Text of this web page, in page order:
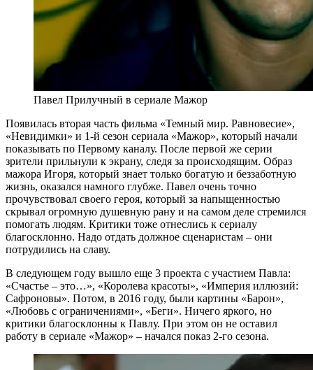
Павел Прилучный в сериале Мажор
Появилась вторая часть фильма «Темный мир. Равновесие»,
«Невидимки» и 1-й сезон сериала «Мажор», который начали
показывать по Первому каналу. После первой же серии
зрители прильнули к экрану, следя за происходящим. Образ
мажора Игоря, который знает только богатую и беззаботную
жизнь, оказался намного глубже. Павел очень точно
прочувствовал своего героя, который за напыщенностью
скрывал огромную душевную рану и на самом деле стремился
помогать людям. Критики тоже отнеслись к сериалу
благосклонно. Надо отдать должное сценаристам – они
потрудились на славу.
В следующем году вышло еще 3 проекта с участием Павла:
«Счастье – это…», «Королева красоты», «Империя иллюзий:
Сафроновы». Потом, в 2016 году, были картины «Барон»,
«Любовь с ограничениями», «Беги». Ничего яркого, но
критики благосклонны к Павлу. При этом он не оставил
работу в сериале «Мажор» – начался показ 2-го сезона.